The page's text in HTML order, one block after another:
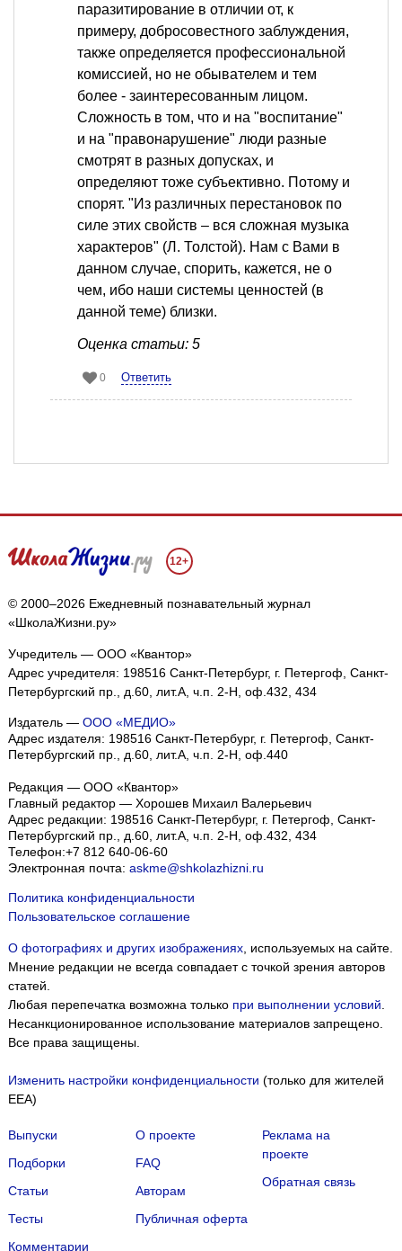
паразитирование в отличии от, к
примеру, добросовестного заблуждения,
также определяется профессиональной
комиссией, но не обывателем и тем
более - заинтересованным лицом.
Сложность в том, что и на "воспитание"
и на "правонарушение" люди разные
смотрят в разных допусках, и
определяют тоже субъективно. Потому и
спорят. "Из различных перестановок по
силе этих свойств – вся сложная музыка
характеров" (Л. Толстой). Нам с Вами в
данном случае, спорить, кажется, не о
чем, ибо наши системы ценностей (в
данной теме) близки.
Оценка статьи: 5
0 Ответить
12+
© 2000–2026 Ежедневный познавательный журнал
«ШколаЖизни.ру»
Учредитель — ООО «Квантор»
Адрес учредителя: 198516 Санкт-Петербург, г. Петергоф, Санкт-
Петербургский пр., д.60, лит.А, ч.п. 2-Н, оф.432, 434
Издатель — ООО «МЕДИО»
Адрес издателя: 198516 Санкт-Петербург, г. Петергоф, Санкт-
Петербургский пр., д.60, лит.А, ч.п. 2-Н, оф.440
Редакция — ООО «Квантор»
Главный редактор — Хорошев Михаил Валерьевич
Адрес редакции: 198516 Санкт-Петербург, г. Петергоф Санкт-
Петербургский пр., д.60, лит.А, ч.п. 2-Н, оф.432, 434
Телефон:+7 812 640-06-60
Электронная почта: askme@shkolazhizni.ru
Политика конфиденциальности
Пользовательское соглашение
О фотографиях и других изображениях, используемых на сайте.
Мнение редакции не всегда совпадает с точкой зрения авторов
статей.
Любая перепечатка возможна только при выполнении условий
Несанкционированное использование материалов запрещено.
Все права защищены.
Изменить настройки конфиденциальности (только для жителей
EEA)
Выпуски
Подборки
Статьи
Тесты
Комментарии
О проекте
FAQ
Авторам
Публичная оферта
Реклама на
проекте
Обратная связь